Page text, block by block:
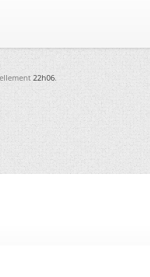
22h06.